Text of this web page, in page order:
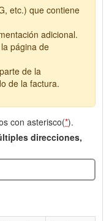
etc.) que contiene
adicional.
página de
de la
de la factura.
con asterisco(*).
direcciones,